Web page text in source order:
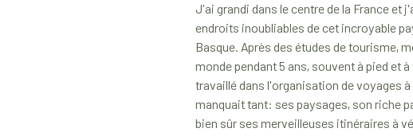
J'ai grandi dans le centre de la France et
endroits inoubliables de cet incroyable
Basque. Après des études de tourisme,
monde pendant 5 ans, souvent à pied et
travaillé dans l'organisation de voyages
manquait tant: ses paysages, son riche
bien sûr ses merveilleuses itinéraires à